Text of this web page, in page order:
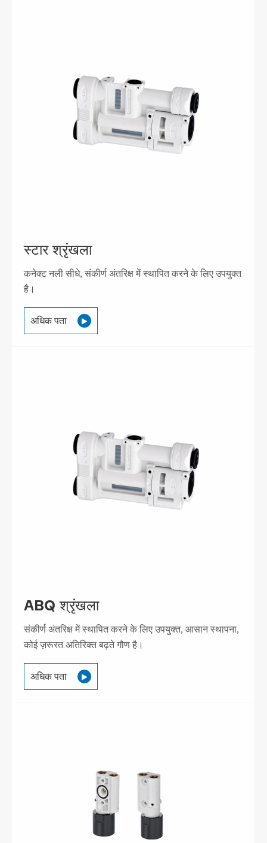
स्टार श्रृंखला
कनेक्ट नली सीधे, संकीर्ण अंतरिक्ष में स्थापित करने के लिए उपयुक्त
है।
अधिक पता 
ABQ श्रृंखला
संकीर्ण अंतरिक्ष में स्थापित करने के लिए उपयुक्त, आसान स्थापना,
कोई ज़रूरत अतिरिक्त बढ़ते गौण है।
अधिक पता 